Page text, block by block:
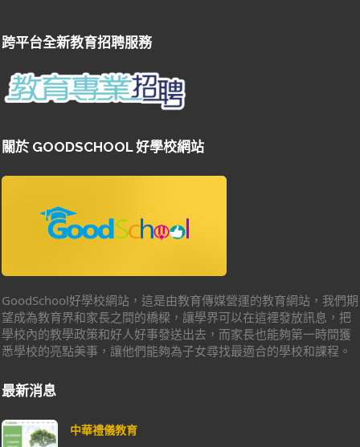
跨平台全新教育招聘服務
關於 GOODSCHOOL 好學校網站
GoodSchool好學校網站，這是由教育傳媒營運的教育網站，我們期
望成為教育界和家長之間的橋樑，讓學界可以在這裡發放訊息，把
學校內的教學政策和好人好事發送出去，而家長也能夠第一時間獲
悉學校的亮點美事，讓他們能夠為子女尋找最適合的學校和課程。
最新消息
中華禮儀教育